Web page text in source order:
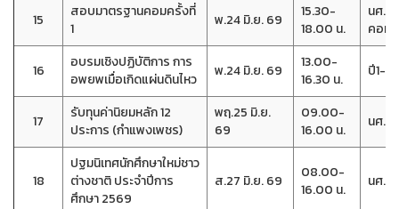
15
สอบมาตรฐานคอมครั้งที่
1
พ.24 มิ.ย. 69
15.30-
18.00 น.
นศ.ที่
คอม
16
อบรมเชิงปฏิบัติการ การ
อพยพเมื่อเกิดแผ่นดินไหว
พ.24 มิ.ย. 69
13.00-
16.30 น.
ปี1-
17
รับทุนค่านิยมหลัก 12
ประการ (กำแพงเพชร)
พฤ.25 มิ.ย.
69
09.00-
16.00 น.
นศ.ที่
18
ปฐมนิเทศนักศึกษาใหม่ชาว
ต่างชาติ ประจำปีการ
ศึกษา 2569
ส.27 มิ.ย. 69
08.00-
16.00 น.
นศ.ต่